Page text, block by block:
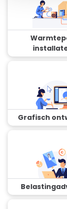
Grafisch